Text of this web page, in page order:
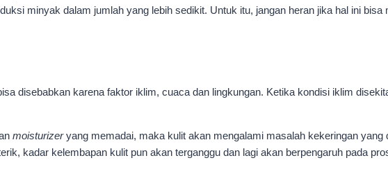
minyak dalam jumlah yang lebih sedikit. Untuk itu, jangan heran jika hal ini
disebabkan karena faktor iklim, cuaca dan lingkungan. Ketika kondisi iklim
moisturizeryang memadai, maka kulit akan mengalami masalah kekeringan
kadar kelembapan kulit pun akan terganggu dan lagi akan berpengaruh pada